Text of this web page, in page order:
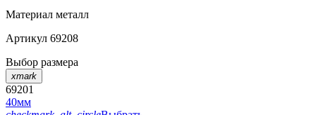
Материал металл
Артикул 69208
Выбор размера
xmark
69201
40мм